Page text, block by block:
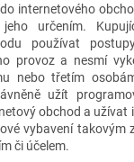
internetového
určením.
používat
provoz a nesmí
nebo třetím
užít
obchod a užívat
vybavení takovým
či účelem.